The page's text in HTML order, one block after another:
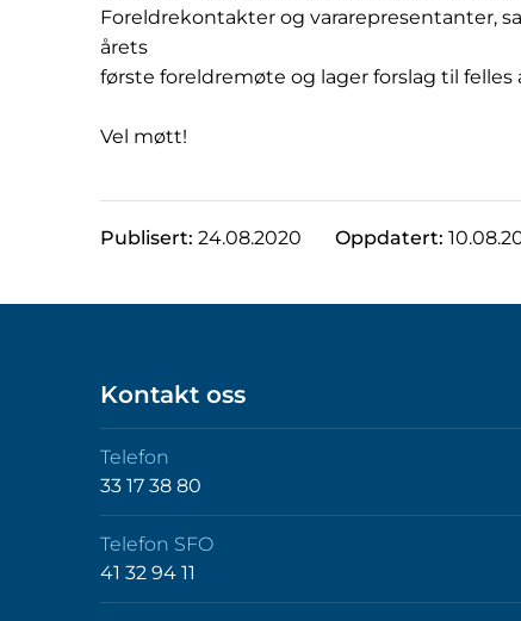
Foreldrekontakter og vararepresentanter,
årets
første foreldremøte og lager forslag til
Vel møtt!
Publisert: 24.08.2020 Oppdatert:
Kontakt oss
Telefon
33 17 38 80
Telefon SFO
41 32 94 11